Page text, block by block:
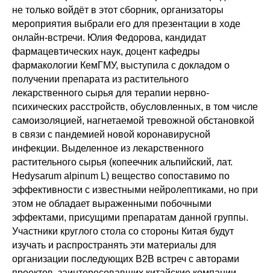
не только войдёт в этот сборник, организаторы
мероприятия выбрали его для презентации в ходе
онлайн-встречи. Юлия Федорова, кандидат
фармацевтических наук, доцент кафедры
фармакологии КемГМУ, выступила с докладом о
получении препарата из растительного
лекарственного сырья для терапии нервно-
психических расстройств, обусловленных, в том числе
самоизоляцией, нагнетаемой тревожной обстановкой
в связи с пандемией новой коронавирусной
инфекции. Выделенное из лекарственного
растительного сырья (копеечник альпийский, лат.
Hedysarum alpinum L) вещество сопоставимо по
эффективности с известными нейролептиками, но при
этом не обладает выраженными побочными
эффектами, присущими препаратам данной группы.
Участники круглого стола со стороны Китая будут
изучать и распространять эти материалы для
организации последующих В2В встреч с авторами